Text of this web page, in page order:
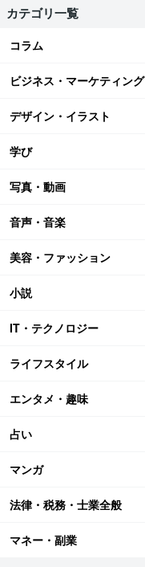
カテゴリ一覧
コラム
ビジネス・マーケティング
デザイン・イラスト
学び
写真・動画
音声・音楽
美容・ファッション
小説
IT・テクノロジー
ライフスタイル
エンタメ・趣味
占い
マンガ
法律・税務・士業全般
マネー・副業